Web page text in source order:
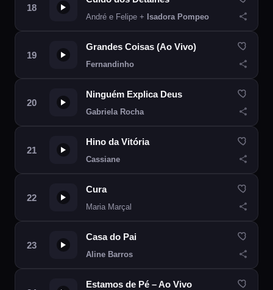
André e Felipe + Isadora Pompeo
Grandes Coisas (Ao Vivo)
Fernandinho
Ninguém Explica Deus
Gabriela Rocha
Hino da Vitória
Cassiane
Cura
Maria Marçal
Casa do Pai
Aline Barros
Estamos de Pé – Ao Vivo